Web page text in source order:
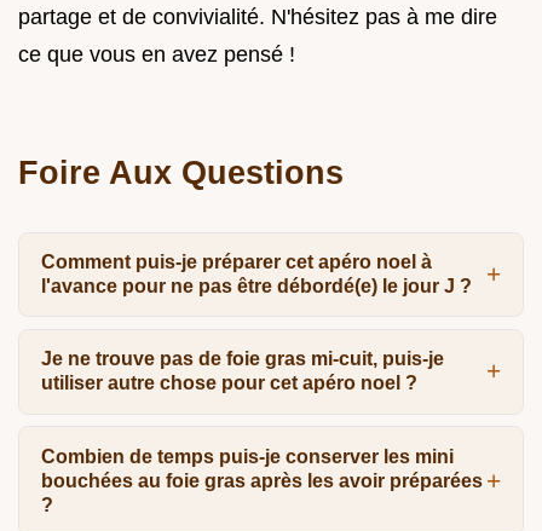
partage et de convivialité. N'hésitez pas à me dire
ce que vous en avez pensé !
Foire Aux Questions
Comment puis-je préparer cet apéro noel à
l'avance pour ne pas être débordé(e) le jour J ?
Je ne trouve pas de foie gras mi-cuit, puis-je
utiliser autre chose pour cet apéro noel ?
Combien de temps puis-je conserver les mini
bouchées au foie gras après les avoir préparées
?